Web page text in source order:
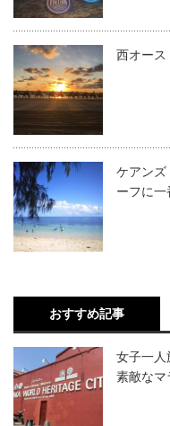
西オース
ケアンズ
ーフに
おすすめ記事
女子一
素敵なマ